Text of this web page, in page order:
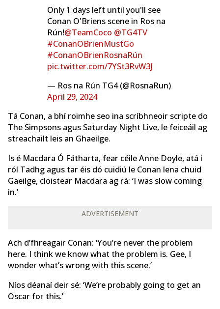
Only 1 days left until you'll see
Conan O'Briens scene in Ros na
Rún!@TeamCoco @TG4TV
#ConanOBrienMustGo
#ConanOBrienRosnaRún
pic.twitter.com/7YSt3RvW3J
— Ros na Rún TG4 (@RosnaRun)
April 29, 2024
Tá Conan, a bhí roimhe seo ina scríbhneoir scripte do
The Simpsons agus Saturday Night Live, le feiceáil ag
streachailt leis an Ghaeilge.
Is é Macdara Ó Fátharta, fear céile Anne Doyle, atá i
ról Tadhg agus tar éis dó cuidiú le Conan lena chuid
Gaeilge, cloistear Macdara ag rá: ‘I was slow coming
in.’
ADVERTISEMENT
Ach d’fhreagair Conan: ‘You’re never the problem
here. I think we know what the problem is. Gee, I
wonder what’s wrong with this scene.’
Níos déanaí deir sé: ‘We’re probably going to get an
Oscar for this.’